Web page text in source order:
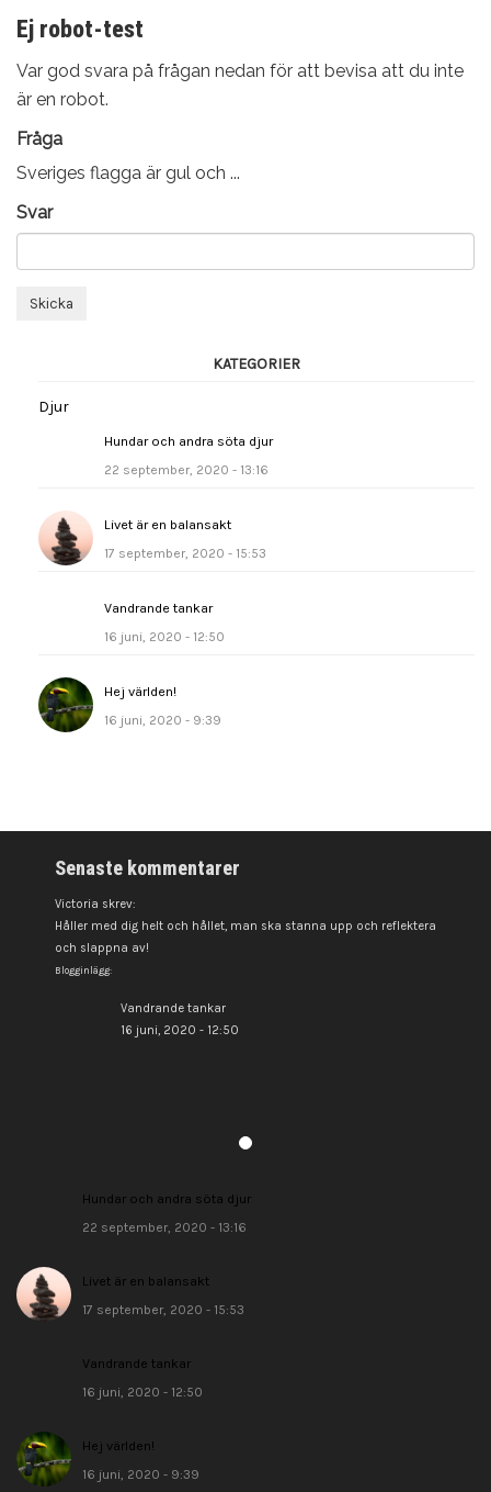
Ej robot-test
Var god svara på frågan nedan för att bevisa att du inte
är en robot.
Fråga
Sveriges flagga är gul och ...
Svar
Skicka
KATEGORIER
Djur
Hundar och andra söta djur
22 september, 2020 - 13:16
Livet är en balansakt
17 september, 2020 - 15:53
Vandrande tankar
16 juni, 2020 - 12:50
Hej världen!
16 juni, 2020 - 9:39
Senaste kommentarer
Victoria skrev:
Håller med dig helt och hållet, man ska stanna upp och reflektera
och slappna av!
Blogginlägg:
Vandrande tankar
16 juni, 2020 - 12:50
Hundar och andra söta djur
22 september, 2020 - 13:16
Livet är en balansakt
17 september, 2020 - 15:53
Vandrande tankar
16 juni, 2020 - 12:50
Hej världen!
16 juni, 2020 - 9:39